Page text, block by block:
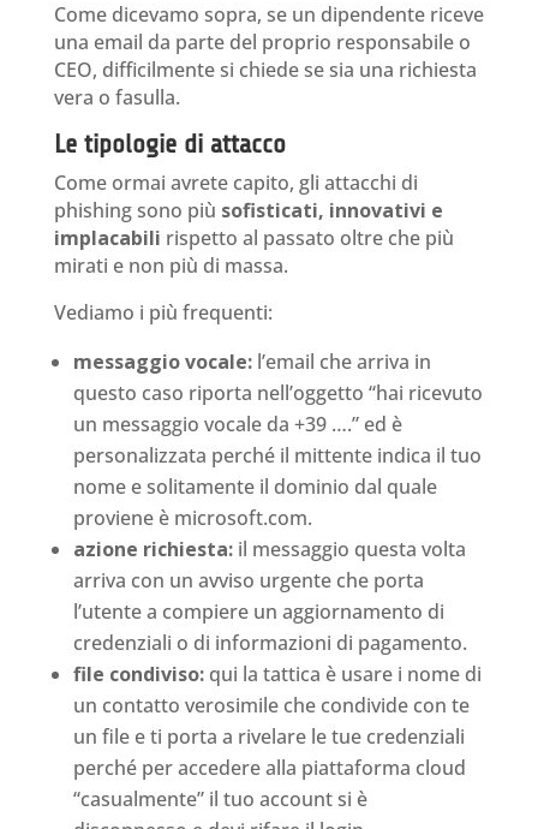
Come dicevamo sopra, se un dipendente riceve
una email da parte del proprio responsabile o
CEO, difficilmente si chiede se sia una richiesta
vera o fasulla.
Le tipologie di attacco
Come ormai avrete capito, gli attacchi di
phishing sono più sofisticati, innovativi e
implacabili rispetto al passato oltre che più
mirati e non più di massa.
Vediamo i più frequenti:
messaggio vocale:l’email che arriva in
questo caso riporta nell’oggetto “hai ricevuto
un messaggio vocale da +39 ….” ed è
personalizzata perché il mittente indica il tuo
nome e solitamente il dominio dal quale
proviene è microsoft.com.
azione richiesta:il messaggio questa volta
arriva con un avviso urgente che porta
l’utente a compiere un aggiornamento di
credenziali o di informazioni di pagamento.
file condiviso:qui la tattica è usare i nome di
un contatto verosimile che condivide con te
un file e ti porta a rivelare le tue credenziali
perché per accedere alla piattaforma cloud
“casualmente” il tuo account si è